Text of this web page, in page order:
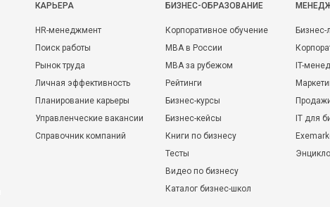
КАРЬЕРА
HR-менеджмент
Поиск работы
Рынок труда
Личная эффективность
Планирование карьеры
Управленческие вакансии
Справочник компаний
БИЗНЕС-ОБРАЗОВАНИЕ
Корпоративное обучение
MBA в России
MBA за рубежом
Рейтинги
Бизнес-курсы
Бизнес-кейсы
Книги по бизнесу
Тесты
Видео по бизнесу
Каталог бизнес-школ
Бизнес-
IT-
IT для